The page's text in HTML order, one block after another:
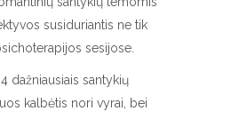
susiduriantis ne tik
sesijose.
dažniausiais santykių
kalbėtis nori vyrai, bei